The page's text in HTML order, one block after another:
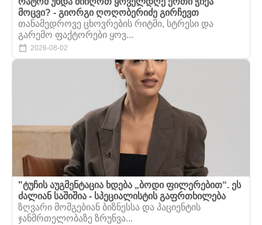
მოცვი? - გიორგი ღოღობერიძე გირჩევთ
თანამედროვე ცხოვრების რიტმი, სტრესი და
გარემო ფაქტორები ყოვ...
2026-08-02
"ტუჩის აუგმენტაცია ხდება „ბოდი ფილერებით“. ეს
ძალიან საშიშია - სპეციალისტის გაფრთხილება
ზღვარი მომგებიან ბიზნესსა და პაციენტის
ჯანმრთელობაზე ზრუნვა...